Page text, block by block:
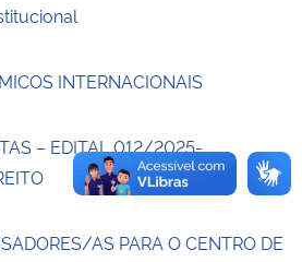
INTERNACIONAIS
– EDITAL 012/2025-
AS PARA O CENTRO DE